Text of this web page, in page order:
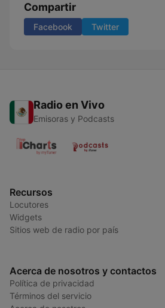
Compartir
Facebook Twitter
Radio en Vivo
Emisoras y Podcasts
Recursos
Locutores
Widgets
Sitios web de radio por país
Acerca de nosotros y contactos
Política de privacidad
Términos del servicio